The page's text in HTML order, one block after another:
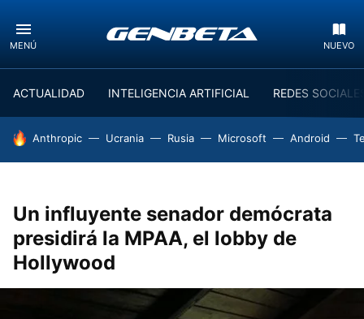
MENÚ NUEVO
ACTUALIDAD INTELIGENCIA ARTIFICIAL REDES
HOY SE HABLA DE
Anthropic Ucrania Rusia Microsoft Android
Un influyente senador demócrata
presidirá la MPAA, el lobby de
Hollywood